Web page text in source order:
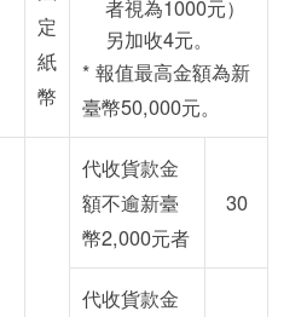
定
紙
幣
者視為1000元）
另加收4元。
* 報值最高金額為新
臺幣50,000元。
代收貨款金
額不逾新臺
幣2,000元者
30
代收貨款金